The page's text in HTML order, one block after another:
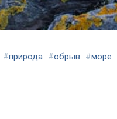
#природа #обрыв #море